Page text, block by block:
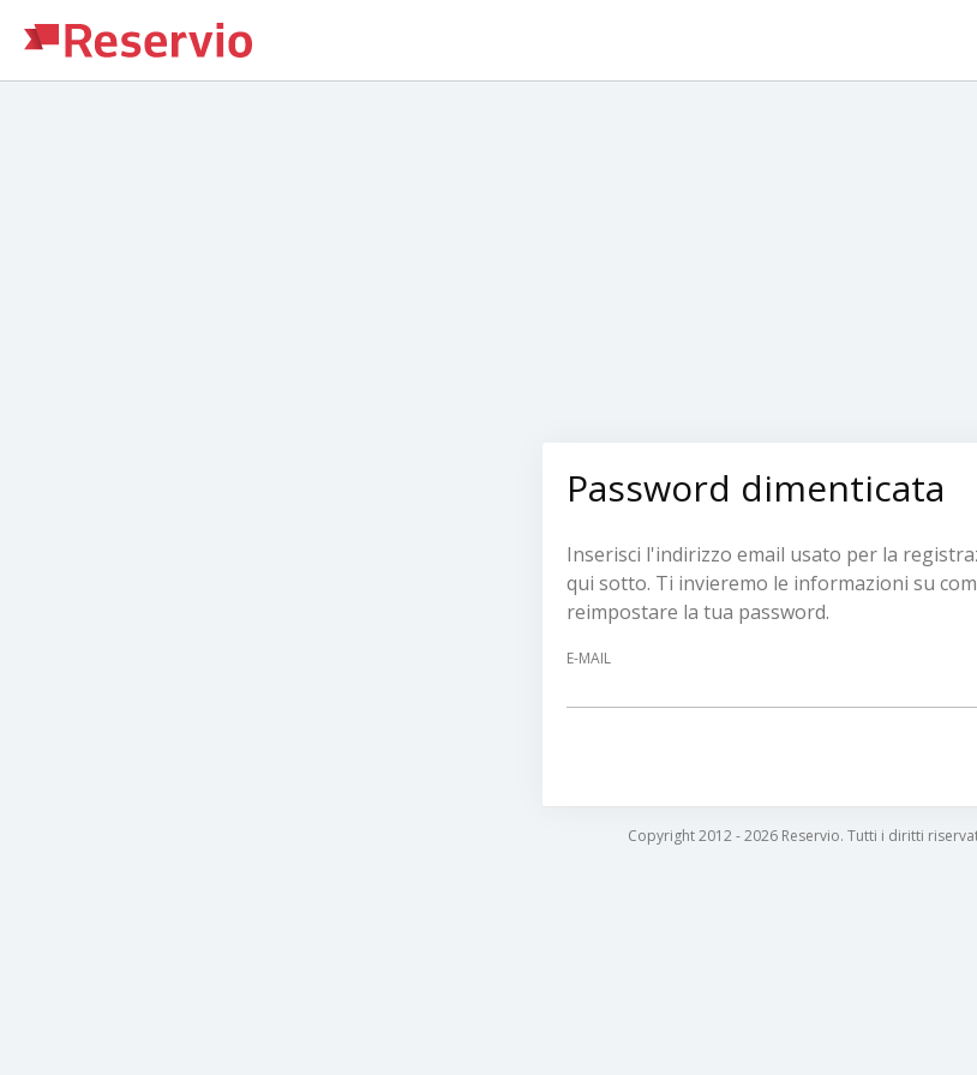
Password dimenticata
Inserisci l'indirizzo email usato per la
qui sotto. Ti invieremo le informazioni su
reimpostare la tua password.
E-MAIL
Copyright 2012 - 2026 Reservio. Tutti i diritti